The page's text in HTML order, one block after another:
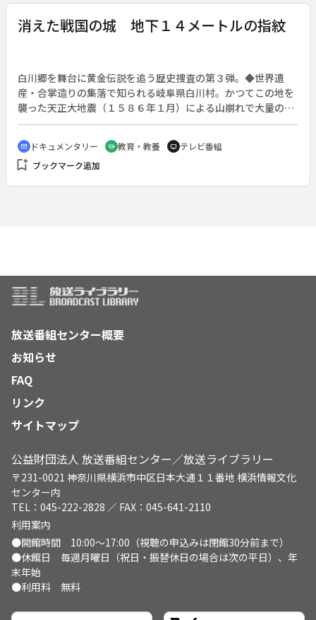
消えた戦国の城 地下１４メートルの指紋
白川郷を舞台に黄金伝説を追う歴史捜査の第３弾。◆世界遺
産・合掌造りの集落で知られる岐阜県白川村。かつてこの地を
襲った天正大地震（１５８６年１月）による山崩れで大量の土
砂に飲み込まれ、消え去った城がある。その名は「帰雲城（か
えりくもじょう）」という。戦国武将・内ヶ嶋氏の居城で、い
くつも金山を抱えていたことから、その額１０兆円とも言われ
る大量の“黄金”が蓄えてあったとの伝説が残る。地下１４メー
cinematic_blur ドキュメンタリー school 教育・教養 tv テレビ番組
bookmark_add ブックマーク追加
放送番組センター概要
お知らせ
FAQ
リンク
サイトマップ
公益財団法人 放送番組センター／放送ライブラリー
〒231-0021 神奈川県横浜市中区日本大通１１番地 横浜情報文化
センター内
TEL：045-222-2828 ／ FAX：045-641-2110
利用案内
●開館時間 10:00～17:00（視聴の申込みは閉館30分前まで）
●休館日 毎週月曜日（祝日・振替休日の場合は次の平日）、年
末年始
●利用料 無料